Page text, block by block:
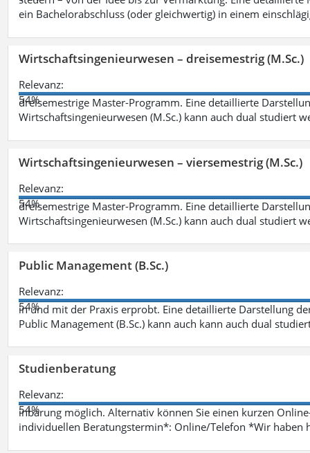
ein Bachelorabschluss (oder gleichwertig) in einem
Wirtschaftsingenieurwesen – dreisemestrig (M.Sc.)
Relevanz:
54%
dreisemestrige Master-Programm. Eine detaillierte
Wirtschaftsingenieurwesen (M.Sc.) kann auch dual studiert
Wirtschaftsingenieurwesen – viersemestrig (M.Sc.)
Relevanz:
54%
dreisemestrige Master-Programm. Eine detaillierte
Wirtschaftsingenieurwesen (M.Sc.) kann auch dual studiert
Public Management (B.Sc.)
Relevanz:
54%
in und mit der Praxis erprobt. Eine detaillierte Darstellung
Public Management (B.Sc.) kann auch kann auch dual
Studienberatung
Relevanz:
54%
inbarung möglich. Alternativ können Sie einen kurzen
individuellen Beratungstermin*: Online/Telefon *Wir haben